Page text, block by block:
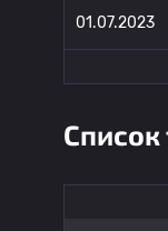
01.07.2023